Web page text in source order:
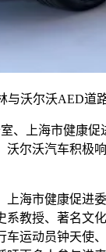
沃尔沃AED
、上海市健康
尔沃汽车积
海市健康促
教授、著名
运动员钟天